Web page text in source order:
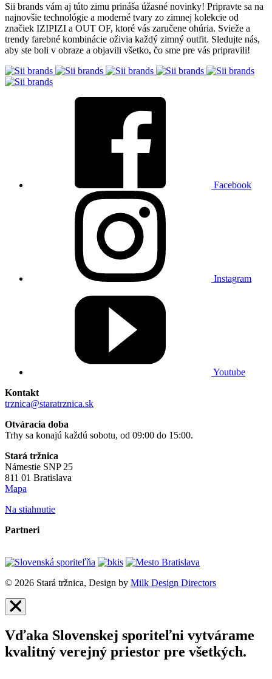
Sii brands vám aj túto zimu prináša úžasné novinky! Pripravte sa na
najnovšie technológie a moderné tvary zo zimnej kolekcie od
značiek IZIPIZI a OUT OF, ktoré vás zaručene ohúria. Svieže a
trendy farebné kombinácie oživia každý zimný outfit. Sledujte nás,
aby ste boli v obraze a objavili všetko, čo sme pre vás pripravili!
Facebook
Instagram
Youtube
Kontakt
trznica@staratrznica.sk
Otváracia doba
Trhy sa konajú každú sobotu, od 09:00 do 15:00.
Stará tržnica
Námestie SNP 25
811 01 Bratislava
Mapa
Na stiahnutie
Partneri
© 2026 Stará tržnica, Design by Milk Design Directors
Vďaka Slovenskej sporiteľni vytvárame
kvalitný verejný priestor pre všetkých.